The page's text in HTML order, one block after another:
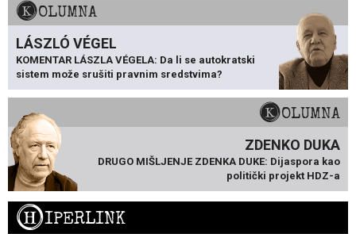
KOLUMNA
LÁSZLÓ VÉGEL
KOMENTAR LÁSZLA VÉGELA: Da li se autokratski
sistem može srušiti pravnim sredstvima?
KOLUMNA
ZDENKO DUKA
DRUGO MIŠLJENJE ZDENKA DUKE: Dijaspora kao
politički projekt HDZ-a
HIPERLINK